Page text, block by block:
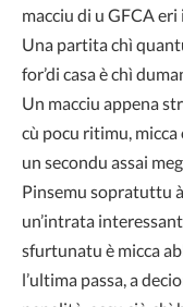
macciu di u GFCA
Una partita chì
for’di casa è chì
Un macciu appena
cù pocu ritimu,
un secondu assai
Pinsemu sopratuttu
un’intrata
sfurtunatu è micca
l’ultima passa, a